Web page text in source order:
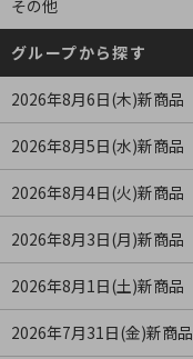
その他
グループから探す
2026年8月6日(木)新商品
2026年8月5日(水)新商品
2026年8月4日(火)新商品
2026年8月3日(月)新商品
2026年8月1日(土)新商品
2026年7月31日(金)新商品